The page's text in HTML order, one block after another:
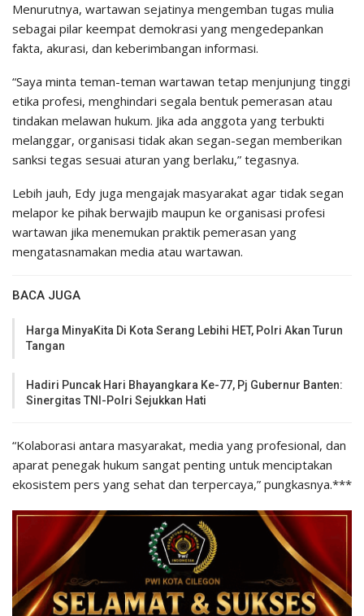
Menurutnya, wartawan sejatinya mengemban tugas mulia
sebagai pilar keempat demokrasi yang mengedepankan
fakta, akurasi, dan keberimbangan informasi.
“Saya minta teman-teman wartawan tetap menjunjung tinggi
etika profesi, menghindari segala bentuk pemerasan atau
tindakan melawan hukum. Jika ada anggota yang terbukti
melanggar, organisasi tidak akan segan-segan memberikan
sanksi tegas sesuai aturan yang berlaku,” tegasnya.
Lebih jauh, Edy juga mengajak masyarakat agar tidak segan
melapor ke pihak berwajib maupun ke organisasi profesi
wartawan jika menemukan praktik pemerasan yang
mengatasnamakan media atau wartawan.
BACA JUGA
Harga MinyaKita Di Kota Serang Lebihi HET, Polri Akan Turun
Tangan
Hadiri Puncak Hari Bhayangkara Ke-77, Pj Gubernur Banten:
Sinergitas TNI-Polri Sejukkan Hati
“Kolaborasi antara masyarakat, media yang profesional, dan
aparat penegak hukum sangat penting untuk menciptakan
ekosistem pers yang sehat dan terpercaya,” pungkasnya.***